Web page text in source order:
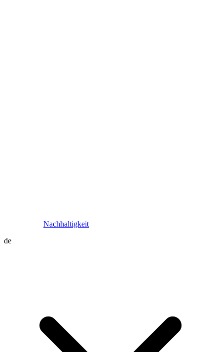
Nachhaltigkeit
de